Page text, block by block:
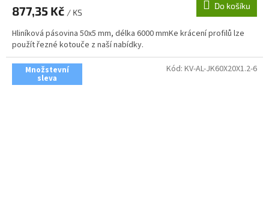
877,35 Kč / KS
Do košíku
Hliníková pásovina 50x5 mm, délka 6000 mmKe krácení profilů lze
použít řezné kotouče z naší nabídky.
Množstevní
sleva
Kód: KV-AL-JK60X20X1.2-6